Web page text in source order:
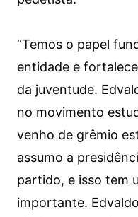
“Temos o papel
entidade e
da juventude.
no movimento
venho de grêmio
assumo a
partido, e isso tem
importante.